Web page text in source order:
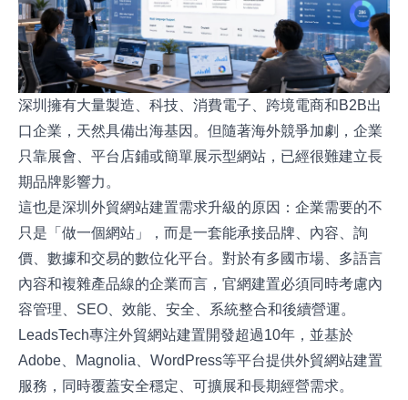
深圳擁有大量製造、科技、消費電子、跨境電商和B2B出
口企業，天然具備出海基因。但隨著海外競爭加劇，企業
只靠展會、平台店鋪或簡單展示型網站，已經很難建立長
期品牌影響力。
這也是深圳外貿網站建置需求升級的原因：企業需要的不
只是「做一個網站」，而是一套能承接品牌、內容、詢
價、數據和交易的數位化平台。對於有多國市場、多語言
內容和複雜產品線的企業而言，官網建置必須同時考慮內
容管理、SEO、效能、安全、系統整合和後續營運。
LeadsTech專注外貿網站建置開發超過10年，並基於
Adobe、Magnolia、WordPress等平台提供外貿網站建置
服務，同時覆蓋安全穩定、可擴展和長期經營需求。